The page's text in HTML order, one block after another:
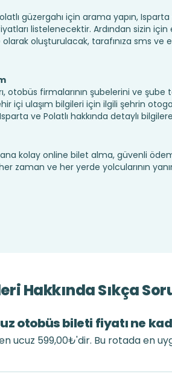
güzergahı için arama yapın, Isparta
listelenecektir. Ardından sizin
oluşturulacak, tarafınıza sms ve
otobüs firmalarının şubelerini ve şube
içi ulaşım bilgileri için ilgili şehrin
ve Polatlı hakkında detaylı
kolay online bilet alma, güvenli
zaman ve her yerde yolcularının
Hakkında Sıkça
otobüs bileti fiyatı ne
ucuz 599,00₺'dir. Bu rotada en